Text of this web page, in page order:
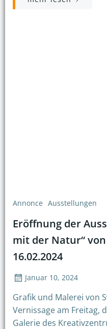
Annonce Ausstellungen
Eröffnung der
mit der Natur“
16.02.2024
Januar 10, 2024
Grafik und Malerei von
Vernissage am Freitag,
Galerie des